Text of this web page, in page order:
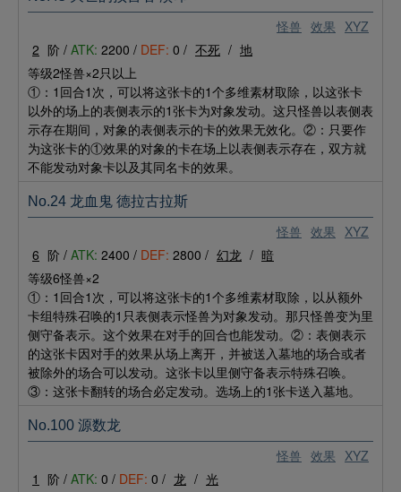
怪兽 效果 XYZ
2 阶 / ATK: 2200 / DEF: 0 / 不死 / 地
等级2怪兽×2只以上
①：1回合1次，可以将这张卡的1个多维素材取除，以这张卡
以外的场上的表侧表示的1张卡为对象发动。这只怪兽以表侧表
示存在期间，对象的表侧表示的卡的效果无效化。②：只要作
为这张卡的①效果的对象的卡在场上以表侧表示存在，双方就
不能发动对象卡以及其同名卡的效果。
怪兽 效果 XYZ
No.24 龙血鬼 德拉古拉斯
6 阶 / ATK: 2400 / DEF: 2800 / 幻龙 / 暗
等级6怪兽×2
①：1回合1次，可以将这张卡的1个多维素材取除，以从额外
卡组特殊召唤的1只表侧表示怪兽为对象发动。那只怪兽变为里
侧守备表示。这个效果在对手的回合也能发动。②：表侧表示
的这张卡因对手的效果从场上离开，并被送入墓地的场合或者
被除外的场合可以发动。这张卡以里侧守备表示特殊召唤。
③：这张卡翻转的场合必定发动。选场上的1张卡送入墓地。
怪兽 效果 XYZ
No.100 源数龙
1 阶 / ATK: 0 / DEF: 0 / 龙 / 光